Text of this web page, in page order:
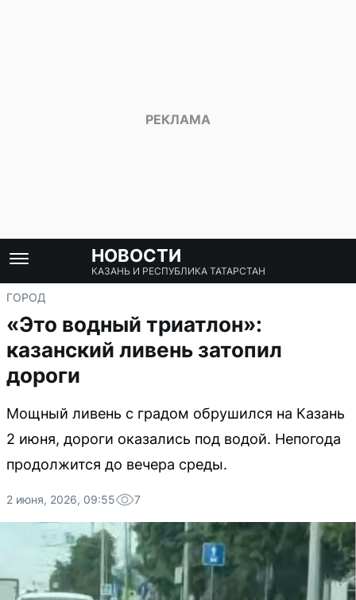
НОВОСТИ
КАЗАНЬ И РЕСПУБЛИКА ТАТАРСТАН
ГОРОД
«Это водный триатлон»:
казанский ливень затопил
дороги
Мощный ливень с градом обрушился на Казань
2 июня, дороги оказались под водой. Непогода
продолжится до вечера среды.
2 июня, 2026, 09:55 7